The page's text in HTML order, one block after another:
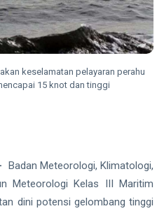
keselamatan pelayaran perahu
15 knot dan tinggi
Badan Meteorologi, Klimatologi,
Meteorologi Kelas III Maritim
dini potensi gelombang tinggi